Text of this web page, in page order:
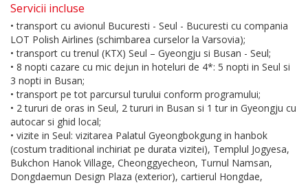
Servicii incluse
• transport cu avionul Bucuresti - Seul - Bucuresti cu compania
LOT Polish Airlines (schimbarea curselor la Varsovia);
• transport cu trenul (KTX) Seul – Gyeongju si Busan - Seul;
• 8 nopti cazare cu mic dejun in hoteluri de 4*: 5 nopti in Seul si
3 nopti in Busan;
• transport pe tot parcursul turului conform programului;
• 2 tururi de oras in Seul, 2 tururi in Busan si 1 tur in Gyeongju cu
autocar si ghid local;
• vizite in Seul: vizitarea Palatul Gyeongbokgung in hanbok
(costum traditional inchiriat pe durata vizitei), Templul Jogyesa,
Bukchon Hanok Village, Cheonggyecheon, Turnul Namsan,
Dongdaemun Design Plaza (exterior), cartierul Hongdae,